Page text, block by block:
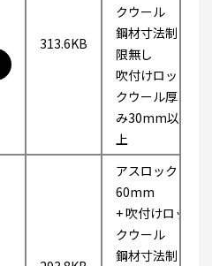
313.6KB
クウール
鋼材寸法制
限無し
吹付けロッ
クウール厚
み30mm以
上
アスロック
60mm
+ 吹付けロッ
クウール
鋼材寸法制